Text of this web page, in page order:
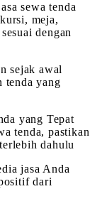
sewa tenda
meja,
dengan
sejak awal
tenda yang
yang Tepat
tenda, pastikan
dahulu
jasa Anda
dari